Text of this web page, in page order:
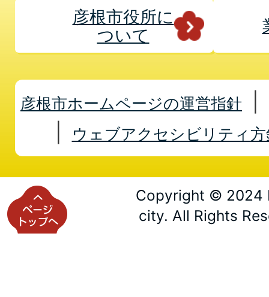
彦根市役所に
ついて
彦根市ホームページの運営指針
ウェブアクセシビリティ方
Copyright © 2024
city. All Rights